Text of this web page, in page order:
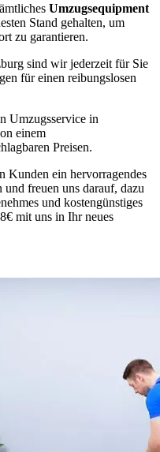
Umzugsequipment
Stand gehalten, um
zu garantieren.
sind wir jederzeit für Sie
für einen reibungslosen
Umzugsservice in
einem
Preisen.
Kunden ein hervorragendes
und freuen uns darauf, dazu
und kostengünstiges
mit uns in Ihr neues